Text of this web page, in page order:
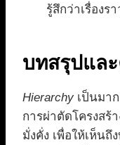
รู้สึกว่าเรื่องร
บทสรุปแล
Hierarchy เป็นมา
การผ่าตัดโครงสร้
มั่งคั่ง เพื่อให้เห็น